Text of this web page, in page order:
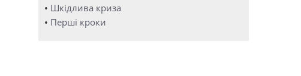
• Шкідлива криза
• Перші кроки